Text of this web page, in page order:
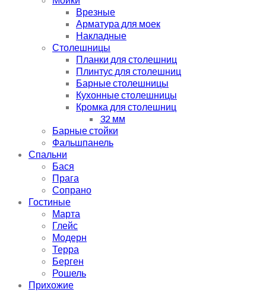
Врезные
Арматура для моек
Накладные
Столешницы
Планки для столешниц
Плинтус для столешниц
Барные столешницы
Кухонные столешницы
Кромка для столешниц
32 мм
Барные стойки
Фальшпанель
Спальни
Бася
Прага
Сопрано
Гостиные
Марта
Глейс
Модерн
Терра
Берген
Рошель
Прихожие